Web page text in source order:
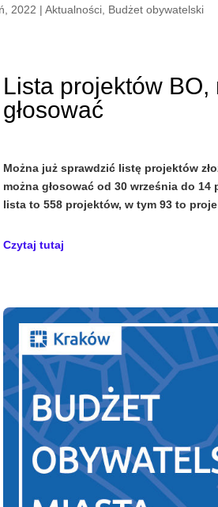
2022 | Aktualności, Budżet obywatelski
Lista projektów
głosować
Można już sprawdzić listę projektów
można głosować od 30 września do
lista to 558 projektów, w tym 93 to
Czytaj tutaj